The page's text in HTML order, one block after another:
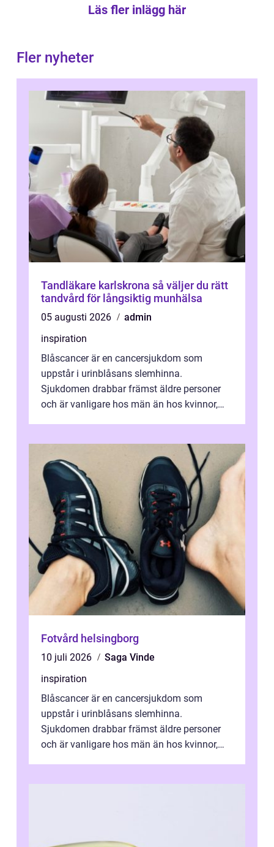
Läs fler inlägg här
Fler nyheter
Tandläkare karlskrona så väljer du rätt
tandvård för långsiktig munhälsa
05 augusti 2026
admin
inspiration
Blåscancer är en cancersjukdom som
uppstår i urinblåsans slemhinna.
Sjukdomen drabbar främst äldre personer
och är vanligare hos män än hos kvinnor,
Fotvård helsingborg
10 juli 2026
Saga Vinde
inspiration
Blåscancer är en cancersjukdom som
uppstår i urinblåsans slemhinna.
Sjukdomen drabbar främst äldre personer
och är vanligare hos män än hos kvinnor,